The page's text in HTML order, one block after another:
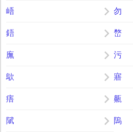
峿 勿
鋙 嵍
廡 污
歍 寤
痦 齀
陚 隖